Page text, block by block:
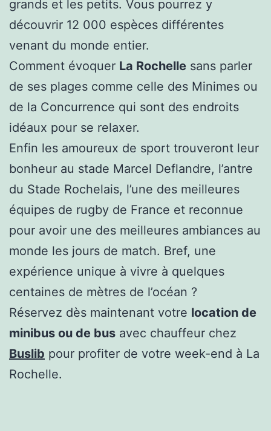
grands et les petits. Vous pourrez y
découvrir 12 000 espèces différentes
venant du monde entier.
Comment évoquer La Rochelle sans parler
de ses plages comme celle des Minimes ou
de la Concurrence qui sont des endroits
idéaux pour se relaxer.
Enfin les amoureux de sport trouveront leur
bonheur au stade Marcel Deflandre, l’antre
du Stade Rochelais, l’une des meilleures
équipes de rugby de France et reconnue
pour avoir une des meilleures ambiances au
monde les jours de match. Bref, une
expérience unique à vivre à quelques
centaines de mètres de l’océan ?
Réservez dès maintenant votre location de
minibus ou de bus avec chauffeur chez
Buslib pour profiter de votre week-end à La
Rochelle.